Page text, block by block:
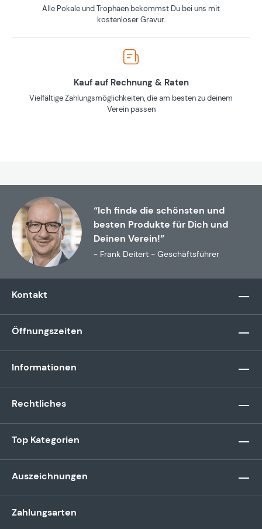
Alle Pokale und Trophäen bekommst Du bei uns mit
kostenloser Gravur.
Kauf auf Rechnung & Raten
Vielfältige Zahlungsmöglichkeiten, die am besten zu deinem
Verein passen
“Ich finde die schönsten und
besten Produkte für Dich und
Deinen Verein!”
- Frank Deitert - Geschäftsführer
Kontakt
Öffnungszeiten
Informationen
Rechtliches
Top Kategorien
Auszeichnungen
Zahlungsarten